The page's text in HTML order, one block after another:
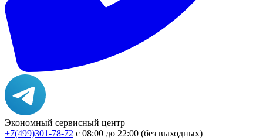
Экономный сервисный центр
+7(499)301-78-72 с 08:00 до 22:00 (без выходных)